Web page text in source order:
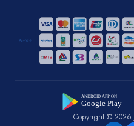
Copyright © 2026